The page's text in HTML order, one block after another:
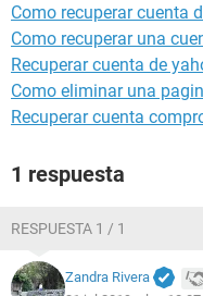
Como recuperar cuenta
Como recuperar una
Recuperar cuenta de
Como eliminar una
Recuperar cuenta
1 respuesta
RESPUESTA 1 / 1
Zandra Rivera